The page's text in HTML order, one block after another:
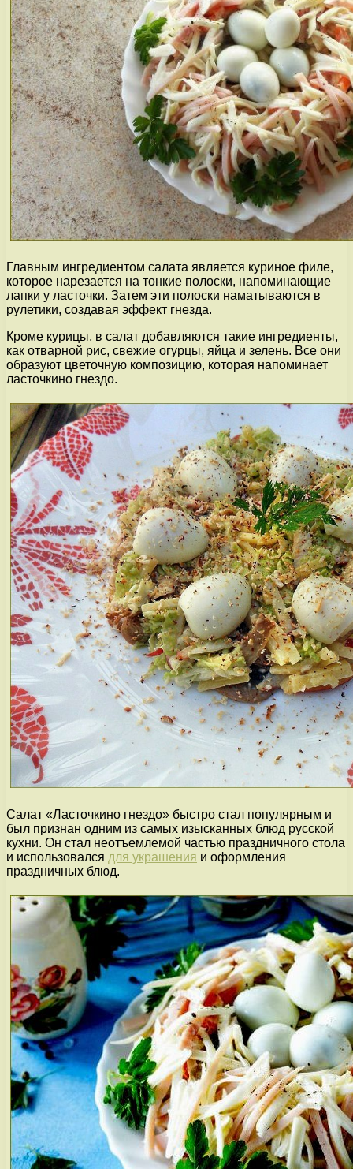
Главным ингредиентом салата является куриное филе,
которое нарезается на тонкие полоски, напоминающие
лапки у ласточки. Затем эти полоски наматываются в
рулетики, создавая эффект гнезда.
Кроме курицы, в салат добавляются такие ингредиенты,
как отварной рис, свежие огурцы, яйца и зелень. Все они
образуют цветочную композицию, которая напоминает
ласточкино гнездо.
Салат «Ласточкино гнездо» быстро стал популярным и
был признан одним из самых изысканных блюд русской
кухни. Он стал неотъемлемой частью праздничного стола
и использовался для украшения и оформления
праздничных блюд.